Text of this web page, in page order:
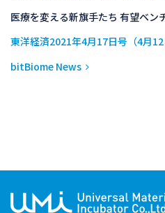
医療を変える新旗手たち 有望ベン
東洋経済2021年4月17日号（4月
bitBiome News